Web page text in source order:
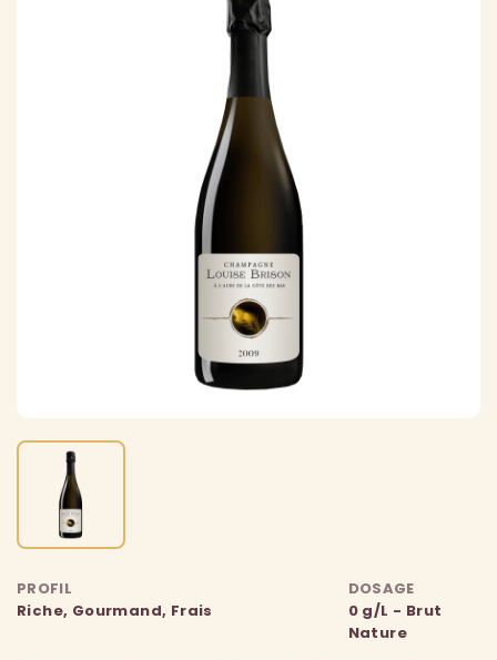
PROFIL
Riche, Gourmand, Frais
DOSAGE
0 g/L - Brut
Nature